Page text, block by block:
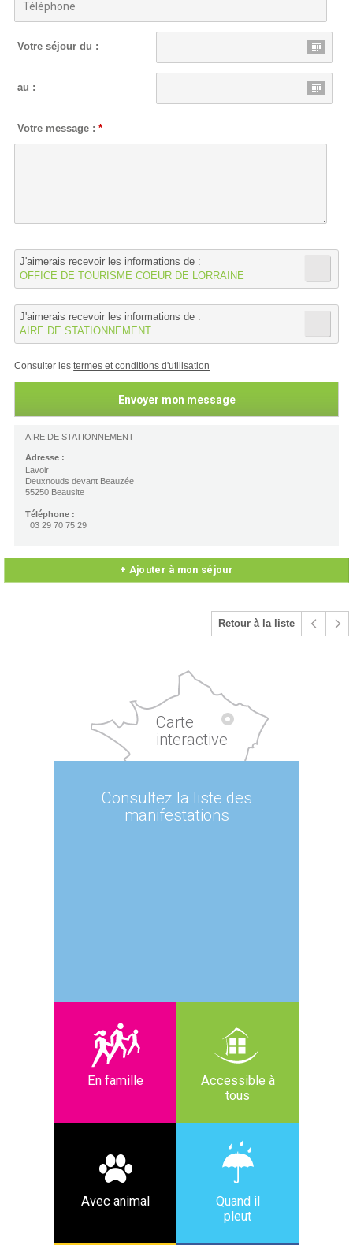
Votre séjour du :
au :
Votre message :*
J'aimerais recevoir les informations de :
OFFICE DE TOURISME COEUR DE LORRAINE
J'aimerais recevoir les informations de :
AIRE DE STATIONNEMENT
Consulter lestermes et conditions d'utilisation
AIRE DE STATIONNEMENT
Adresse :
Lavoir
Deuxnouds devant Beauzée
55250 Beausite
Téléphone :
03 29 70 75 29
+ Ajouter à mon séjour
Retour à la liste
Carte
interactive
Consultez la liste des
manifestations
En famille
Accessible à
tous
Avec animal
Quand il
pleut